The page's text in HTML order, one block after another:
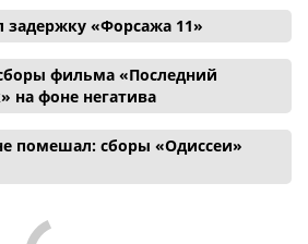
задержку «Форсажа 11»
фильма «Последний
на фоне негатива
помешал: сборы «Одиссеи»